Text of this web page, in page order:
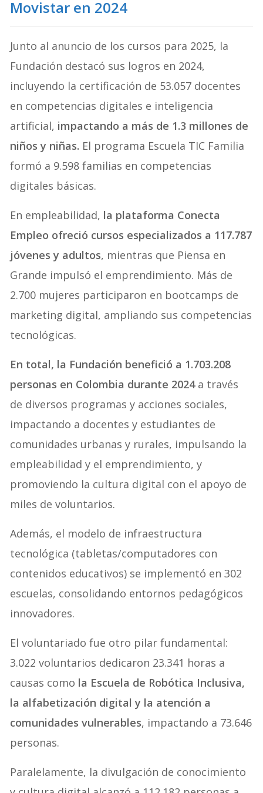
Movistar en 2024
Junto al anuncio de los cursos para 2025, la
Fundación destacó sus logros en 2024,
incluyendo la certificación de 53.057 docentes
en competencias digitales e inteligencia
artificial, impactando a más de 1.3 millones de
niños y niñas. El programa Escuela TIC Familia
formó a 9.598 familias en competencias
digitales básicas.
En empleabilidad, la plataforma Conecta
Empleo ofreció cursos especializados a 117.787
jóvenes y adultos, mientras que Piensa en
Grande impulsó el emprendimiento. Más de
2.700 mujeres participaron en bootcamps de
marketing digital, ampliando sus competencias
tecnológicas.
En total, la Fundación benefició a 1.703.208
personas en Colombia durante 2024a través
de diversos programas y acciones sociales,
impactando a docentes y estudiantes de
comunidades urbanas y rurales, impulsando la
empleabilidad y el emprendimiento, y
promoviendo la cultura digital con el apoyo de
miles de voluntarios.
Además, el modelo de infraestructura
tecnológica (tabletas/computadores con
contenidos educativos) se implementó en 302
escuelas, consolidando entornos pedagógicos
innovadores.
El voluntariado fue otro pilar fundamental:
3.022 voluntarios dedicaron 23.341 horas a
causas como la Escuela de Robótica Inclusiva,
la alfabetización digital y la atención a
comunidades vulnerables, impactando a 73.646
personas.
Paralelamente, la divulgación de conocimiento